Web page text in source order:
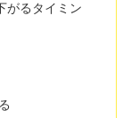
がるタイミン